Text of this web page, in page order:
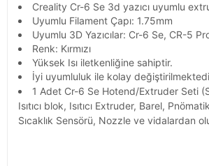
Creality Cr-6 Se 3d yazıcı uyumlu
Uyumlu Filament Çapı: 1.75mm
Uyumlu 3D Yazıcılar: Cr-6 Se, CR-5
Renk: Kırmızı
Yüksek Isı iletkenliğine sahiptir.
İyi uyumluluk ile kolay
1 Adet Cr-6 Se Hotend/Extruder Seti
Isıtıcı blok, Isıtıcı Extruder, Barel,
Sıcaklık Sensörü, Nozzle ve vidalardan